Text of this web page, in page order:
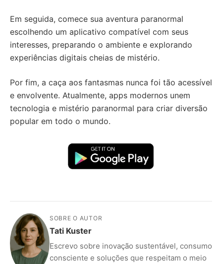
Em seguida, comece sua aventura paranormal
escolhendo um aplicativo compatível com seus
interesses, preparando o ambiente e explorando
experiências digitais cheias de mistério.
Por fim, a caça aos fantasmas nunca foi tão acessível
e envolvente. Atualmente, apps modernos unem
tecnologia e mistério paranormal para criar diversão
popular em todo o mundo.
SOBRE O AUTOR
Tati Kuster
Escrevo sobre inovação sustentável, consumo
consciente e soluções que respeitam o meio